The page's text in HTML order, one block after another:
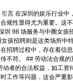
言 在深圳的娱乐行业中
规性显得尤为重要。这
圳 98 场服务与中圈女孩
孩招聘则是这类场所中
招聘过程中，存在着信
不符。 ## 劳动法合规
者的合法权益，如工资
工作等问题，这会严重